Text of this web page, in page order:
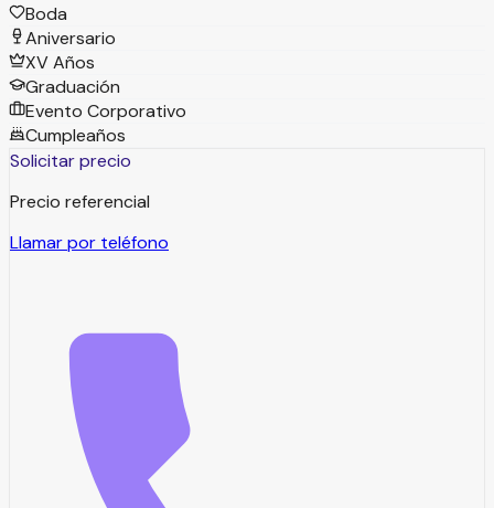
Boda
Aniversario
XV Años
Graduación
Evento Corporativo
Cumpleaños
Solicitar precio
Precio referencial
Llamar por teléfono